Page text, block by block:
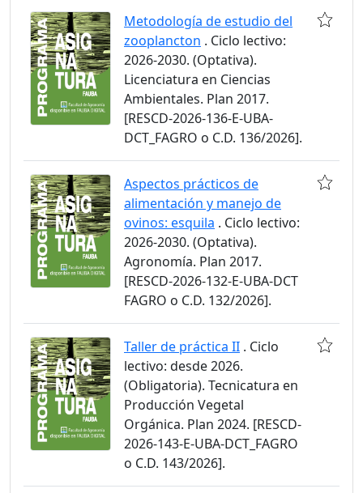
Metodología de estudio del
zooplancton . Ciclo lectivo:
2026-2030. (Optativa).
Licenciatura en Ciencias
Ambientales. Plan 2017.
[RESCD-2026-136-E-UBA-
DCT_FAGRO o C.D. 136/2026].
Aspectos prácticos de
alimentación y manejo de
ovinos: esquila . Ciclo lectivo:
2026-2030. (Optativa).
Agronomía. Plan 2017.
[RESCD-2026-132-E-UBA-DCT
FAGRO o C.D. 132/2026].
Taller de práctica II . Ciclo
lectivo: desde 2026.
(Obligatoria). Tecnicatura en
Producción Vegetal
Orgánica. Plan 2024. [RESCD-
2026-143-E-UBA-DCT_FAGRO
o C.D. 143/2026].